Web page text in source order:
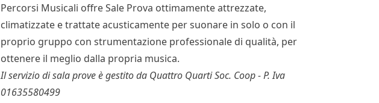
Percorsi Musicali offre Sale Prova ottimamente attrezzate,
climatizzate e trattate acusticamente per suonare in solo o con il
proprio gruppo con strumentazione professionale di qualità, per
ottenere il meglio dalla propria musica.
Il servizio di sala prove è gestito da Quattro Quarti Soc. Coop - P. Iva
01635580499